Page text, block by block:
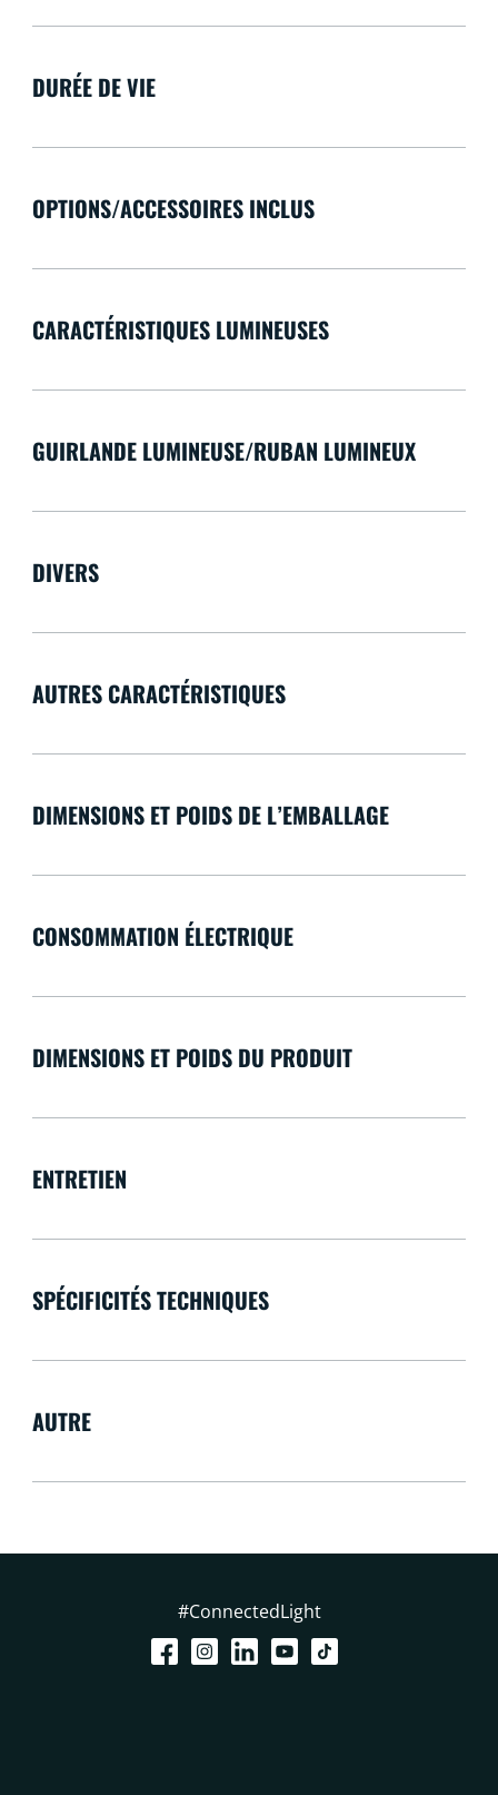
DURÉE DE VIE
OPTIONS/ACCESSOIRES INCLUS
CARACTÉRISTIQUES LUMINEUSES
GUIRLANDE LUMINEUSE/RUBAN LUMINEUX
DIVERS
AUTRES CARACTÉRISTIQUES
DIMENSIONS ET POIDS DE L’EMBALLAGE
CONSOMMATION ÉLECTRIQUE
DIMENSIONS ET POIDS DU PRODUIT
ENTRETIEN
SPÉCIFICITÉS TECHNIQUES
AUTRE
#ConnectedLight